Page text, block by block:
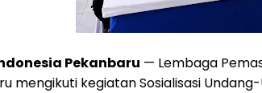
Pekanbaru — Lembaga
mengikuti kegiatan Sosialisasi